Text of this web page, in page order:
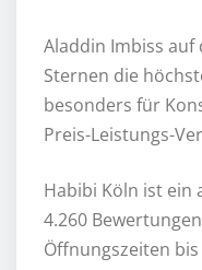
Aladdin Imbiss
Sternen die
besonders für
Preis-Leistungs-
Habibi Köln ist ein
4.260
Öffnungszeiten